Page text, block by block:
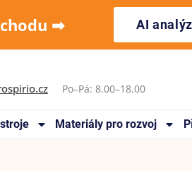
➡︎ AI
Po–Pá: 8.00–18.00
Materiály pro rozvoj